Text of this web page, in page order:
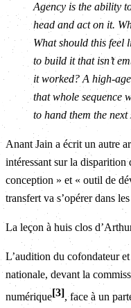
Agency is the ability
head and act on it.
What should this feel
to build it that isn’t
it worked? A high-
that whole sequence
to hand them the
Anant Jain a écrit un autre
intéressant sur la
conception » et « outil de
transfert va s’opérer dans
La leçon à huis clos
L’audition du cofondateur
nationale, devant la
numérique 3 , face à un